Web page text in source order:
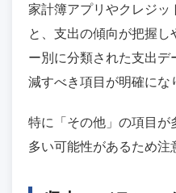
家計簿アプリやクレジッ
と、支出の傾向が把握し
ー別に分類された支出
減すべき項目が明確にな
特に「その他」の項目
多い可能性があるため注